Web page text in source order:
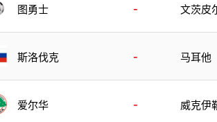
图勇士 - 文茨皮
斯洛伐克 - 马耳他
爱尔华 - 威克伊